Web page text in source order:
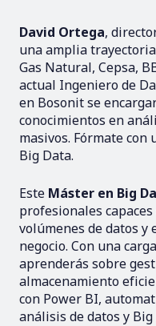
David Ortega,
una amplia
Gas Natural, Cepsa,
actual Ingeniero de
en Bosonit se
conocimientos en
masivos. Fórmate
Big Data.
Este Máster en Big
profesionales
volúmenes de datos
negocio. Con una
aprenderás sobre
almacenamiento
con Power BI,
análisis de datos y